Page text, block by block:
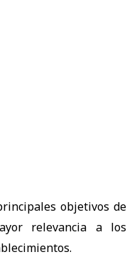
objetivos de
relevancia a los